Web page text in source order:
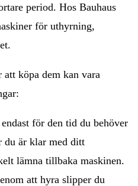
period. Hos Bauhaus
för uthyrning,
köpa dem kan vara
för den tid du behöver
du är klar med ditt
lämna tillbaka maskinen.
att hyra slipper du